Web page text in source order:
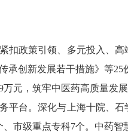
政策引领、多元投入、高
承创新发展若干措施》等
万元，筑牢中医药高质量发
平台。深化与上海十院、
、市级重点专科7个。中药